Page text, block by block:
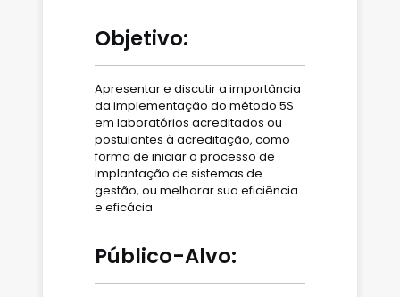
Objetivo:
Apresentar e discutir a importância
da implementação do método 5S
em laboratórios acreditados ou
postulantes à acreditação, como
forma de iniciar o processo de
implantação de sistemas de
gestão, ou melhorar sua eficiência
e eficácia
Público-Alvo: